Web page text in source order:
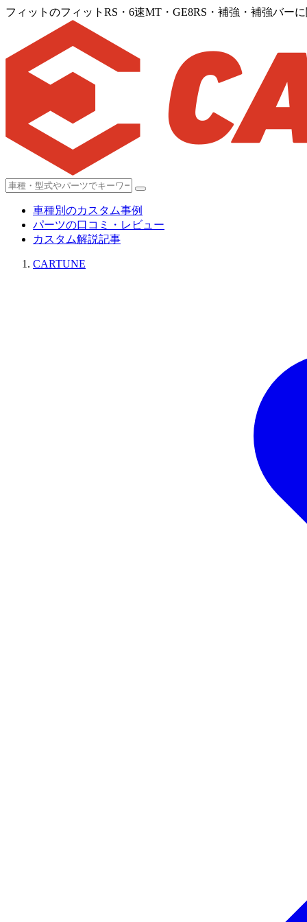
フィットのフィットRS・6速MT・GE8RS・補強・補強バー
車種別のカスタム事例
パーツの口コミ・レビュー
カスタム解説記事
CARTUNE